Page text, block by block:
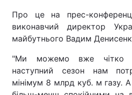
Про це на прес-
виконавчий директор
майбутнього Вадим
"Ми можемо вже чітко
наступний сезон нам
мінімум 8 млрд куб. м газу.